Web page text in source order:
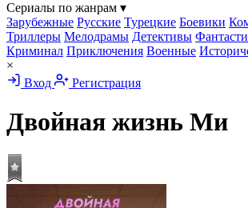
Сериалы по жанрам ▾
Зарубежные Русские Турецкие Боевики
Триллеры Мелодрамы Детективы
Криминал Приключения Военные
×
Вход
Регистрация
Двойная жизнь Ми